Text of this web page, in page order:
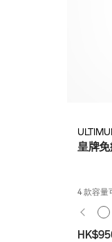
皇牌
4 款容量